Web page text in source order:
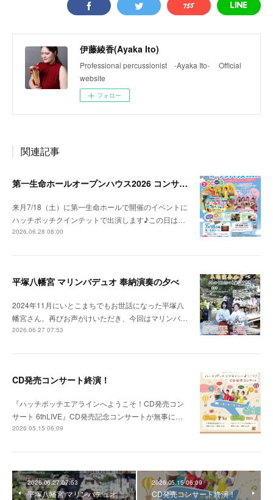
伊藤綾香(Ayaka Ito)
Professional percussionist -Ayaka Ito- Official
website
フォロー
関連記事
第一生命ホールオープンハウス2026 コンサート出演
来月7/18（土）に第一生命ホールで開催のイベントに
ハッチポッチクインテットで出演します♪この日は…
2026.06.28 08:00
平塚八幡宮 マリンバデュオ 奉納演奏の夕べ
2024年11月にいとこまちでもお世話になった平塚八
幡宮さん。再びお声がけいただき、今回はマリンバ…
2026.06.27 07:53
CD発売コンサート終演！
『ハッチポッチエアラインへようこそ！CD発売コン
サート 6thLIVE』CD発売記念コンサートが無事に…
2026.05.15 06:09
2026.06.27 07:53
平塚八幡宮 マリンバデュオ
2026.05.15 06:09
CD発売コンサート終演！